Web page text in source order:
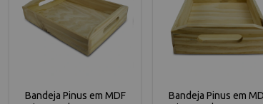
Bandeja Pinus em MDF
Bandeja Pinus em